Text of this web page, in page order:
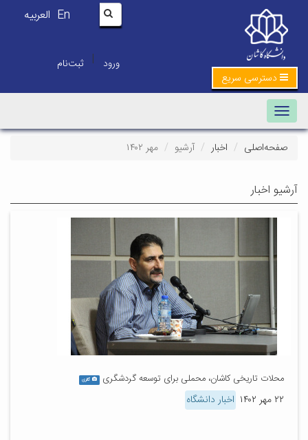
En العربیه
ورود | ثبت‌نام
دسترسی سریع
Toggle navigation
صفحه‌اصلی اخبار آرشیو مهر ۱۴۰۲
آرشیو اخبار
محلات تاریخی کاشان، محملی برای توسعه گردشگری گالری
۲۲ مهر ۱۴۰۲ اخبار دانشگاه